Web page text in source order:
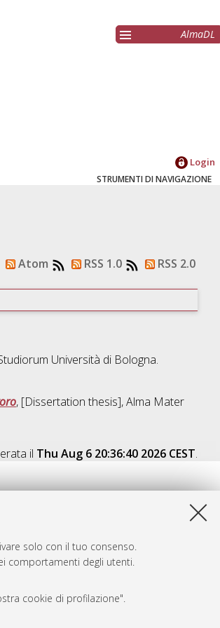
solo con il tuo consenso.
comportamenti degli utenti.
cookie di profilazione".
AlmaDL
Login
STRUMENTI DI NAVIGAZIONE
Atom RSS 1.0 RSS 2.0
Università di Bologna.
, [Dissertation thesis], Alma Mater
il Thu Aug 6 20:36:40 2026 CEST.